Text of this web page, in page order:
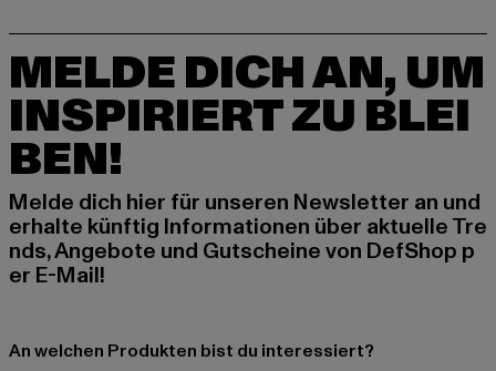
MELDE DICH AN, UM
INSPIRIERT ZU BLEI
BEN!
Melde dich hier für unseren Newsletter an und
erhalte künftig Informationen über aktuelle Tre
nds, Angebote und Gutscheine von DefShop p
er E-Mail!
An welchen Produkten bist du interessiert?